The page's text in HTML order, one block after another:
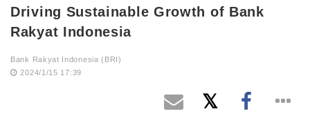
Driving Sustainable Growth of Bank
Rakyat Indonesia
Bank Rakyat Indonesia (BRI)
2024/1/15 17:39